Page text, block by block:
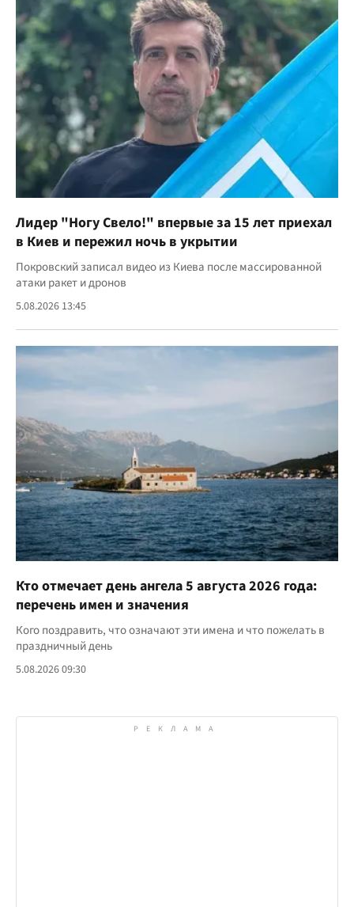
Лидер "Ногу Свело!" впервые за 15 лет приехал
в Киев и пережил ночь в укрытии
Покровский записал видео из Киева после массированной
атаки ракет и дронов
5.08.2026 13:45
Кто отмечает день ангела 5 августа 2026 года:
перечень имен и значения
Кого поздравить, что означают эти имена и что пожелать в
праздничный день
5.08.2026 09:30